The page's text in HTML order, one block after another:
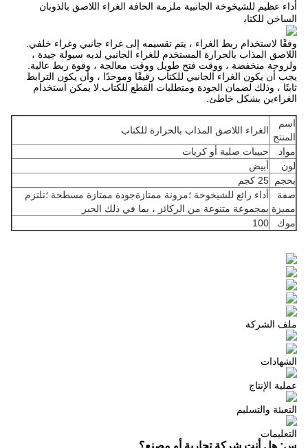
أداء عظيم للشيخوخة الجانبية ملزمة الحافة الغراء اللاصق بالذوبان
الساخن للكتابتخصيص
وفقًا لاستخدام ربط الغراء ، يتم تقسيمه إلى غراء جانبي وغراء خلفي.
اللاصق المذاب بالحرارة المستخدم للغراء الجانبي لديه سيولة جيدة ،
ولزوجة منخفضة ، ووقت فتح طويل ووقت معالجة ، وقوة ربط عالية.
يجب أن يكون الغراء الجانبي للكتاب رقيقًا وموحدًا ، وأن يكون الترابط
ثابتًا ، وذلك لضمان الجودة ومتطلبات القطع للكتاب.لا يمكن استخدام
الغراءين بشكل خاطئ.
اسم
المنتج
الغراء اللاصق المذاب بالحرارة للكتاب
مواد
حبيبات صلبة أو كريات
لون
أبيض
بحجم
25 كجم
صفة
مميزة
أداء رائع للشيخوخة ؛مرونة ممتازةجودة ممتازة مسطحة ؛تلتزم
بمجموعة متنوعة من الركائز ، بما في ذلك الحبر
موك
100
ملف الشركة
الشهادات
عملية الإنتاج
التعبئة والتسليم
التعليمات
س: هل أنت شركة تجارية أو مصنع؟